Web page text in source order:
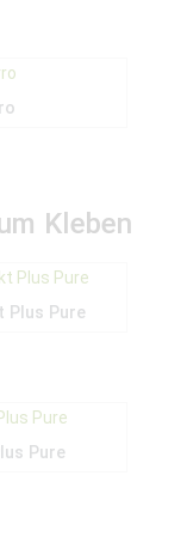
Kleben
Plus Pure
Pure